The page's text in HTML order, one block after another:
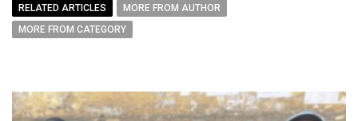
RELATED ARTICLES
MORE FROM AUTHOR
MORE FROM CATEGORY